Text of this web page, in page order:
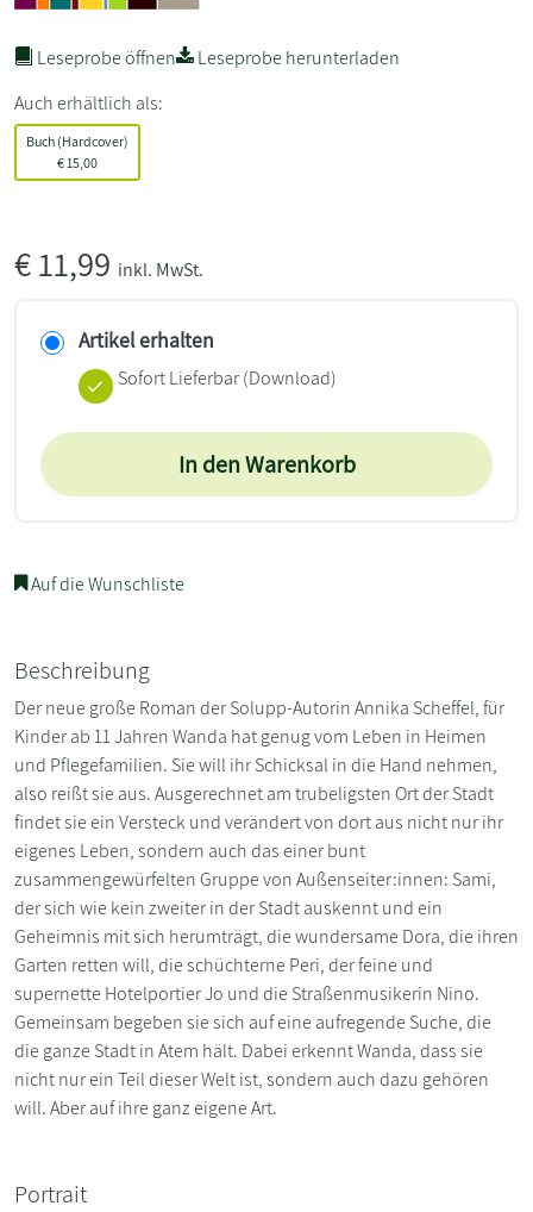
Leseprobe öffnen
Leseprobe herunterladen
Auch erhältlich als:
Buch (Hardcover)
€15,00
€11,99 inkl. MwSt.
Artikel erhalten
Sofort Lieferbar (Download)
In den Warenkorb
Auf die Wunschliste
Beschreibung
Der neue große Roman der Solupp-Autorin Annika Scheffel, für
Kinder ab 11 Jahren Wanda hat genug vom Leben in Heimen
und Pflegefamilien. Sie will ihr Schicksal in die Hand nehmen,
also reißt sie aus. Ausgerechnet am trubeligsten Ort der Stadt
findet sie ein Versteck und verändert von dort aus nicht nur ihr
eigenes Leben, sondern auch das einer bunt
zusammengewürfelten Gruppe von Außenseiter:innen: Sami,
der sich wie kein zweiter in der Stadt auskennt und ein
Geheimnis mit sich herumträgt, die wundersame Dora, die ihren
Garten retten will, die schüchterne Peri, der feine und
supernette Hotelportier Jo und die Straßenmusikerin Nino.
Gemeinsam begeben sie sich auf eine aufregende Suche, die
die ganze Stadt in Atem hält. Dabei erkennt Wanda, dass sie
nicht nur ein Teil dieser Welt ist, sondern auch dazu gehören
will. Aber auf ihre ganz eigene Art.
Portrait